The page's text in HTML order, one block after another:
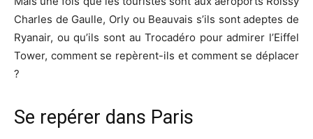
Charles de Gaulle, Orly ou Beauvais s’ils sont adeptes de
Ryanair, ou qu’ils sont au Trocadéro pour admirer l’Eiffel
Tower, comment se repèrent-ils et comment se déplacer
?
Se repérer dans Paris